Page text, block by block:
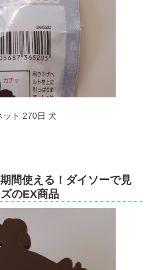
ット 270日 犬
間使える！ダイソーで見
のEX商品